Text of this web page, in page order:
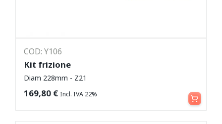
COD: Y106
Kit frizione
Diam 228mm - Z21
169,80 € Incl. IVA 22% Leggi tutto